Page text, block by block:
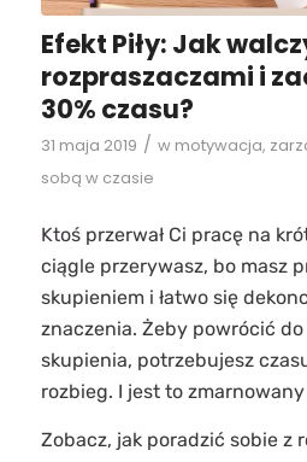
Efekt Piły: Jak
rozpraszaczami i
30% czasu?
31 maja 2019 / w motywacja,
sobą w czasie
Ktoś przerwał Ci pracę na
ciągle przerywasz, bo masz
skupieniem i łatwo się
znaczenia. Żeby powrócić
skupienia, potrzebujesz
rozbieg. I jest to zmarnowany
Zobacz, jak poradzić sobie z